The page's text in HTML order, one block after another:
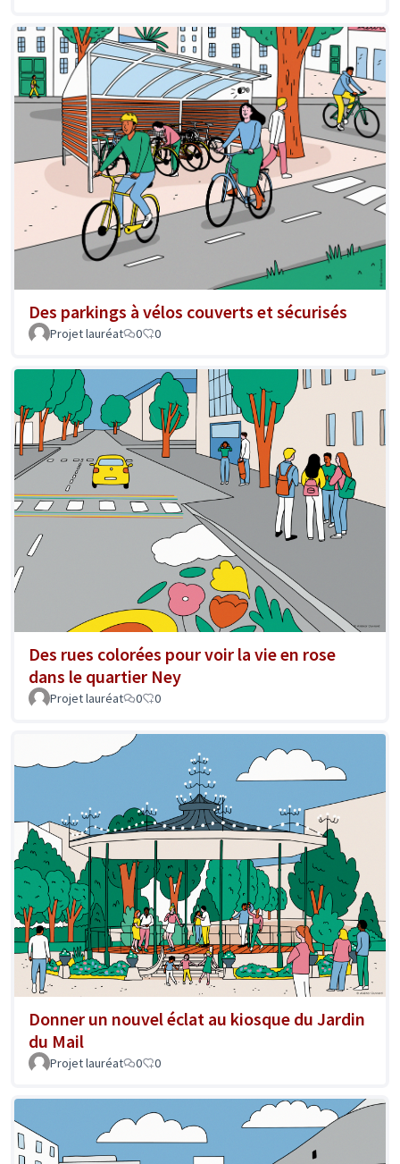
Des parkings à vélos couverts et sécurisés
Projet lauréat 0 0
Des rues colorées pour voir la vie en rose
dans le quartier Ney
Projet lauréat 0 0
Donner un nouvel éclat au kiosque du Jardin
du Mail
Projet lauréat 0 0